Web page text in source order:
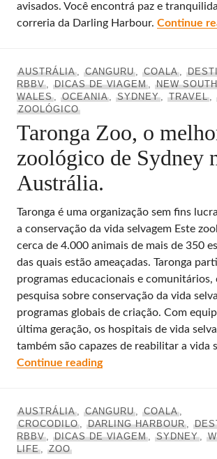
avisados. Você encontrá paz e
correria da Darling Harbour. Continue
AUSTRÁLIA, CANGURU,COALA,
RBBV, DICAS DE VIAGEM,NEW SOUTH
WALES, OCEANIA,SYDNEY,TRAVEL,
ZOOLÓGICO
Taronga Zoo, o
zoológico de Sydney
Austrália.
Taronga é uma organização sem fins
a conservação da vida selvagem Este
cerca de 4.000 animais de mais de 350
das quais estão ameaçadas. Taronga
programas educacionais e comunitários,
pesquisa sobre conservação da vida
programas globais de criação. Com
última geração, os hospitais de vida
também são capazes de reabilitar a vida
Continue readingTaronga Zoo, o
AUSTRÁLIA, CANGURU,COALA,
CROCODILO, DARLING HARBOUR,
RBBV, DICAS DE VIAGEM,SYDNEY,
LIFE, ZOO